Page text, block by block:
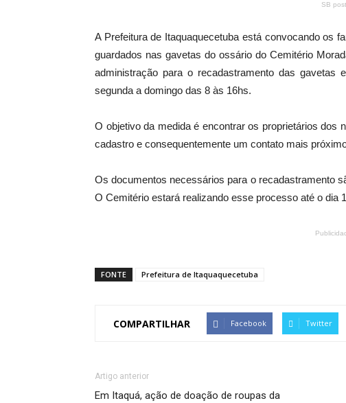
SB post
A Prefeitura de Itaquaquecetuba está convocando os
guardados nas gavetas do ossário do Cemitério
administração para o recadastramento das
segunda a domingo das 8 às 16hs.
O objetivo da medida é encontrar os proprietários dos
cadastro e consequentemente um contato mais
Os documentos necessários para o recadastramento
O Cemitério estará realizando esse processo até o dia
FONTE Prefeitura de Itaquaquecetuba
COMPARTILHAR Facebook Twitter
Artigo anterior
Em Itaquá, ação de doação de roupas da